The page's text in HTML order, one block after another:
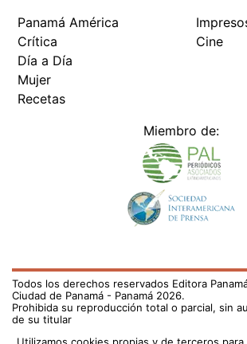
Panamá América
Crítica
Día a Día
Mujer
Recetas
Cine
Miembro de:
Todos los derechos reservados Editora
Ciudad de Panamá - Panamá 2026.
Prohibida su reproducción total o parcial, sin
de su titular